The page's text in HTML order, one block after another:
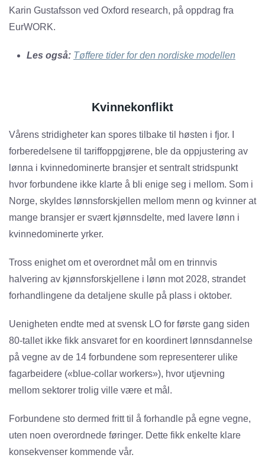
Karin Gustafsson ved Oxford research, på oppdrag fra
EurWORK.
Les også: Tøffere tider for den nordiske modellen
Kvinnekonflikt
Vårens stridigheter kan spores tilbake til høsten i fjor. I
forberedelsene til tariffoppgjørene, ble da oppjustering av
lønna i kvinnedominerte bransjer et sentralt stridspunkt
hvor forbundene ikke klarte å bli enige seg i mellom. Som i
Norge, skyldes lønnsforskjellen mellom menn og kvinner at
mange bransjer er svært kjønnsdelte, med lavere lønn i
kvinnedominerte yrker.
Tross enighet om et overordnet mål om en trinnvis
halvering av kjønnsforskjellene i lønn mot 2028, strandet
forhandlingene da detaljene skulle på plass i oktober.
Uenigheten endte med at svensk LO for første gang siden
80-tallet ikke fikk ansvaret for en koordinert lønnsdannelse
på vegne av de 14 forbundene som representerer ulike
fagarbeidere («blue-collar workers»), hvor utjevning
mellom sektorer trolig ville være et mål.
Forbundene sto dermed fritt til å forhandle på egne vegne,
uten noen overordnede føringer. Dette fikk enkelte klare
konsekvenser kommende vår.